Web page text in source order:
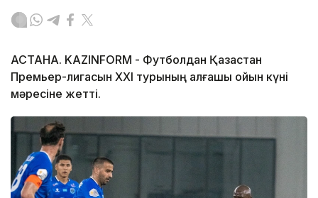
АСТАНА. KAZINFORM - Футболдан Қазақстан
Премьер-лигасын ХХІ турының алғашқы ойын күні
мәресіне жетті.